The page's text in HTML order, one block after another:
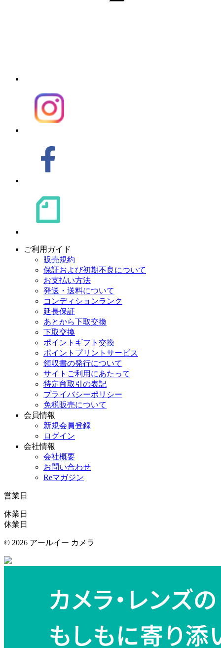
ご利用ガイド
販売規約
保証および初期不良について
お支払い方法
発送・送料について
コンディションランク
延長保証
あとから下取交換
下取交換
ポイントギフト交換
ポイントプリントサービス
領収書の発行について
サイトご利用にあたって
特定商取引の表記
プライバシーポリシー
免税販売について
会員情報
新規会員登録
ログイン
会社情報
会社概要
お問い合わせ
Reマガジン
営業日
休業日
休業日
© 2026 アールイー カメラ